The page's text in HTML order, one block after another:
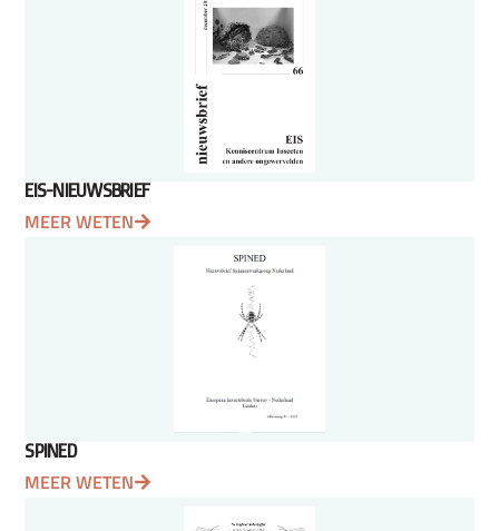
EIS-NIEUWSBRIEF
MEER WETEN
SPINED
MEER WETEN